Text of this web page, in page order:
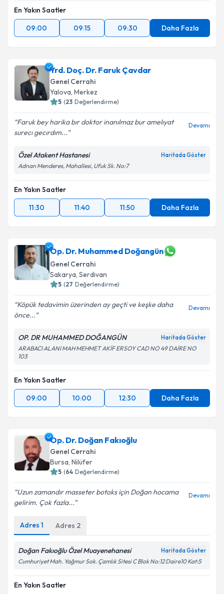
En Yakın Saatler
09:00
09:15 09:30 Daha Fazla
Yrd. Doç. Dr. Faruk Çavdar
Genel Cerrahi
Yalova, Merkez
5 (23 Değerlendirme)
Faruk bey harika bır doktor inanılmaz bur amelıyat
surecı gecırdım...
Devamı
Özel Atakent Hastanesi Haritada Göster
Adnan Menderes, Mahallesi, Ufuk Sk. No:7
En Yakın Saatler
11:30
11:40 11:50 Daha Fazla
Op. Dr. Muhammed Doğangün
Genel Cerrahi
Sakarya, Serdivan
5 (27 Değerlendirme)
Köpük tedavimin üzerinden ay geçti ve keşke daha
önce...
Devamı
OP. DR MUHAMMED DOĞANGÜN Haritada Göster
ARABACI ALANI MAH MEHMET AKİF ERSOY CAD NO 49 DAİRE NO
103
En Yakın Saatler
09:00
10:00 12:30 Daha Fazla
Op. Dr. Doğan Fakıoğlu
Genel Cerrahi
Bursa, Nilüfer
5 (64 Değerlendirme)
Uzun zamandır masseter botoks için Doğan hocama
gelirim. Çok fazla...
Devamı
Adres 1 Adres 2
Doğan Fakıoğlu Özel Muayenehanesi Haritada Göster
Cumhuriyet Mah. Yağmur Sok. Çamlık Sitesi C Blok No:12 Daire10 Kat:5
En Yakın Saatler